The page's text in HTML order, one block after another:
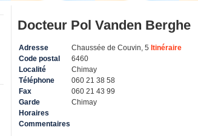
Docteur Pol Vanden Berghe
Adresse Chaussée de Couvin, 5 Itinéraire
Code postal
6460
Localité
Chimay
Téléphone
060 21 38 58
Fax
060 21 43 99
Garde
Chimay
Horaires
Commentaires